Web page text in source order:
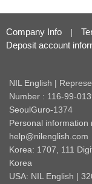
Company Info |
Deposit account
NIL English |
Number : 116-99-
SeoulGuro-1374
Personal
help@nilenglish.com
Korea: 1707, 111
Korea
USA: NIL English |